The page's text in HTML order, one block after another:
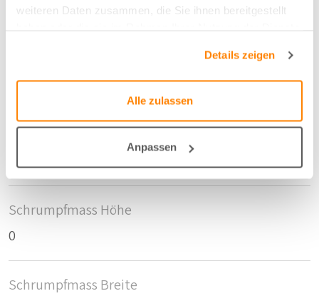
weiteren Daten zusammen, die Sie ihnen bereitgestellt
Details zeigen
Alle zulassen
Anpassen
Gelb - 72
144 cm
Anzahl der Fläschen pro m2
10
Schrumpfmass Höhe
0
Schrumpfmass Breite